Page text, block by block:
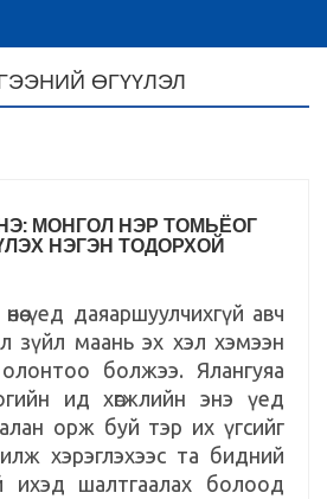
ӨГҮҮЛЭЛ
МОНГОЛ НЭР ТОМЬЁОГ
НЭГЭН ТОДОРХОЙ
үед даяаршуулчихгүй авч
зүйл маань эх хэл хэмээн
болжээ. Ялангуяа
ид хөгжлийн энэ үед
орж буй тэр их үгсийг
хэрэглэхээс та бидний
ихэд шалтгаалах болоод